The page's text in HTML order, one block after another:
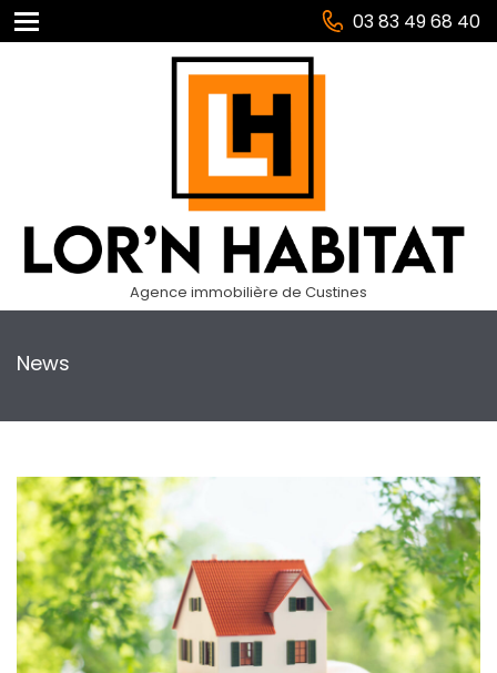
03 83 49 68 40
Agence immobilière de Custines
News